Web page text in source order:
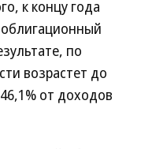
к концу года
по
возрастет до
от доходов